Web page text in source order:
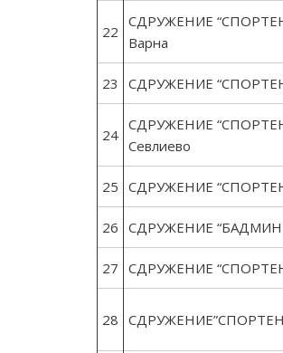
22
СДРУЖЕНИЕ
Варна
23 СДРУЖЕНИЕ
24
СДРУЖЕНИЕ
Севлиево
25 СДРУЖЕНИЕ
26 СДРУЖЕНИЕ
27 СДРУЖЕНИЕ
28 СДРУЖЕНИЕ”СПОРТЕН